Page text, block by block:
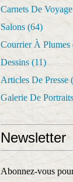
Carnets De Voyage
Salons (64)
Courrier À Plumes
Dessins (11)
Articles De Presse
Galerie De Portraits
Newsletter
Abonnez-vous